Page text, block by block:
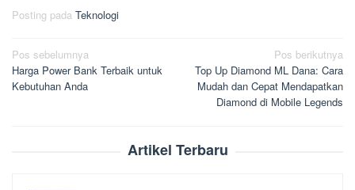
Posting pada Teknologi
Navigasi
pos
Pos sebelumnya
Harga Power Bank Terbaik untuk
Kebutuhan Anda
Pos berikutnya
Top Up Diamond ML Dana: Cara
Mudah dan Cepat Mendapatkan
Diamond di Mobile Legends
Artikel Terbaru